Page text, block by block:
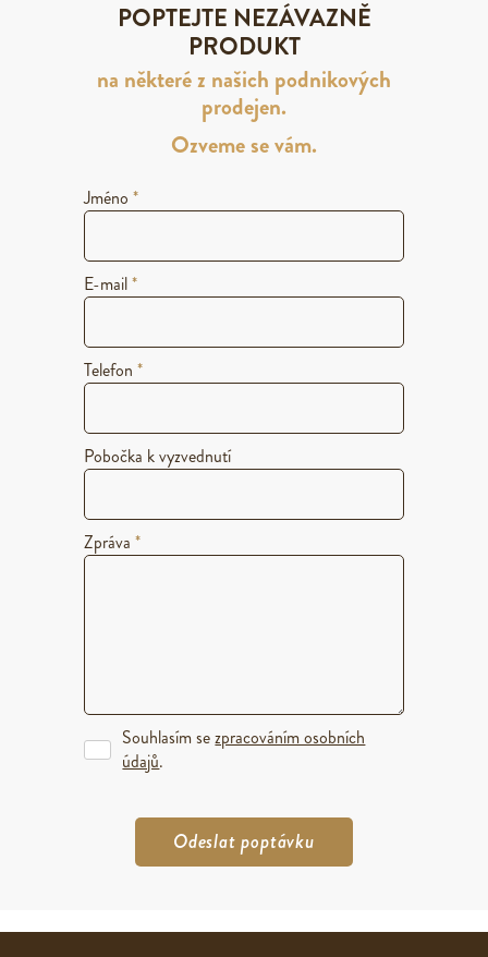
POPTEJTE NEZÁVAZNĚ
PRODUKT
na některé z našich podnikových
prodejen.
Ozveme se vám.
Jméno *
E-mail*
Telefon *
Pobočka k vyzvednutí
Zpráva *
Souhlasím sezpracováním osobních
údajů.